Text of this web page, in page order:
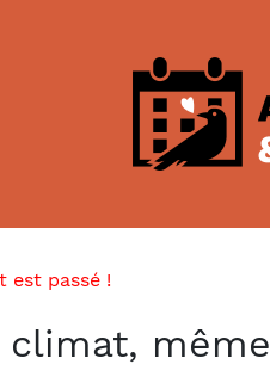
est passé !
climat,